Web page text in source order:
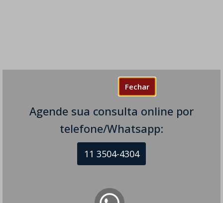
Fechar
Agende sua consulta online por
telefone/Whatsapp:
11 3504-4304